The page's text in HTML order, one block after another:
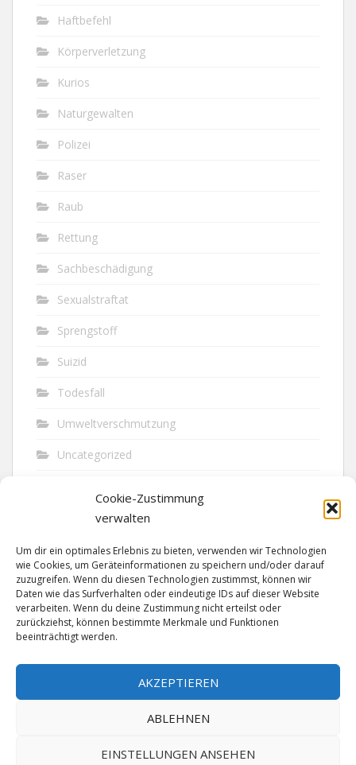
Cookie-Zustimmung
verwalten
Um dir ein optimales Erlebnis zu bieten, verwenden wir Technologien
wie Cookies, um Geräteinformationen zu speichern und/oder darauf
zuzugreifen. Wenn du diesen Technologien zustimmst, können wir
Daten wie das Surfverhalten oder eindeutige IDs auf dieser Website
verarbeiten. Wenn du deine Zustimmung nicht erteilst oder
zurückziehst, können bestimmte Merkmale und Funktionen
beeinträchtigt werden.
AKZEPTIEREN
ABLEHNEN
EINSTELLUNGEN ANSEHEN
Haftbefehl
Körperverletzung
Kurios
Naturgewalten
Polizei
Raser
Raub
Rettung
Sachbeschädigung
Sexualstraftat
Sprengstoff
Suizid
Todesfall
Umweltverschmutzung
Uncategorized
Vandalismus
Verkehr
Verkehrsunfall
Vermisst
Waffen